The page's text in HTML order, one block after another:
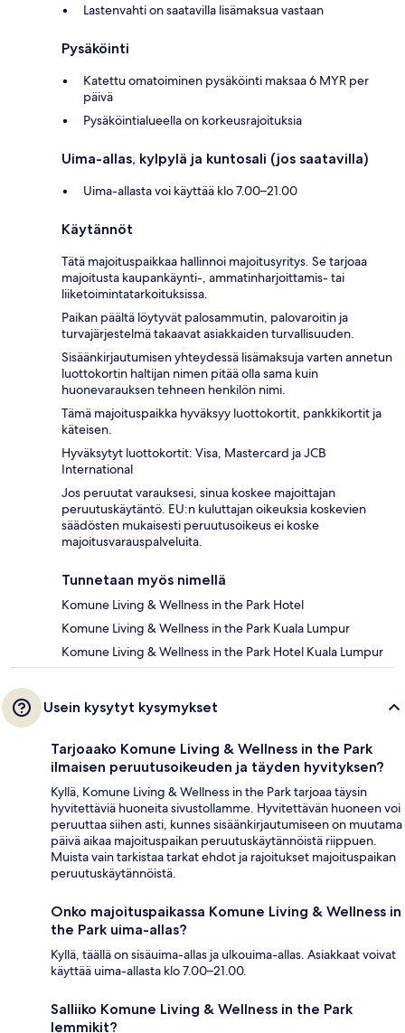
Lastenvahti on saatavilla lisämaksua vastaan
Pysäköinti
Katettu omatoiminen pysäköinti maksaa 6 MYR per
päivä
Pysäköintialueella on korkeusrajoituksia
Uima-allas, kylpylä ja kuntosali (jos saatavilla)
Uima-allasta voi käyttää klo 7.00–21.00
Käytännöt
Tätä majoituspaikkaa hallinnoi majoitusyritys. Se tarjoaa
majoitusta kaupankäynti-, ammatinharjoittamis- tai
liiketoimintatarkoituksissa.
Paikan päältä löytyvät palosammutin, palovaroitin ja
turvajärjestelmä takaavat asiakkaiden turvallisuuden.
Sisäänkirjautumisen yhteydessä lisämaksuja varten annetun
luottokortin haltijan nimen pitää olla sama kuin
huonevarauksen tehneen henkilön nimi.
Tämä majoituspaikka hyväksyy luottokortit, pankkikortit ja
käteisen.
Hyväksytyt luottokortit: Visa, Mastercard ja JCB
International
Jos peruutat varauksesi, sinua koskee majoittajan
peruutuskäytäntö. EU:n kuluttajan oikeuksia koskevien
säädösten mukaisesti peruutusoikeus ei koske
majoitusvarauspalveluita.
Tunnetaan myös nimellä
Komune Living & Wellness in the Park Hotel
Komune Living & Wellness in the Park Kuala Lumpur
Komune Living & Wellness in the Park Hotel Kuala Lumpur
Usein kysytyt kysymykset
Tarjoaako Komune Living & Wellness in the Park
ilmaisen peruutusoikeuden ja täyden hyvityksen?
Kyllä, Komune Living & Wellness in the Park tarjoaa täysin
hyvitettäviä huoneita sivustollamme. Hyvitettävän huoneen voi
peruuttaa siihen asti, kunnes sisäänkirjautumiseen on muutama
päivä aikaa majoituspaikan peruutuskäytännöistä riippuen.
Muista vain tarkistaa tarkat ehdot ja rajoitukset majoituspaikan
peruutuskäytännöistä.
Onko majoituspaikassa Komune Living & Wellness in
the Park uima-allas?
Kyllä, täällä on sisäuima-allas ja ulkouima-allas. Asiakkaat voivat
käyttää uima-allasta klo 7.00–21.00.
Salliiko Komune Living & Wellness in the Park
lemmikit?